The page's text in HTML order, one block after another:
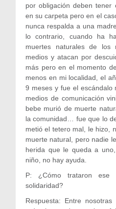
por obligación deben
en su carpeta pero en el
nunca respalda a una
lo contrario, cuando ha
muertes naturales de los
medios y atacan por
más pero en el momento
menos en mi localidad, el
9 meses y fue el escándalo
medios de comunicación
bebe murió de muerte
la comunidad… fue que lo
metió el tetero mal, le hizo,
muerte natural, pero nadie
herida que le queda a
niño, no hay ayuda.
P: ¿Cómo trataron ese
solidaridad?
Respuesta: Entre